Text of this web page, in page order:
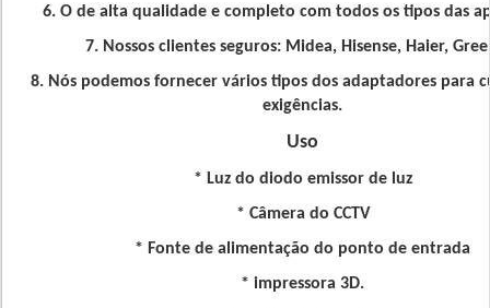
6. O de alta qualidade e completo com todos os tipos das
7. Nossos clientes seguros: Midea, Hisense, Haier,
8. Nós podemos fornecer vários tipos dos adaptadores para
exigências.
Uso
* Luz do diodo emissor de luz
* Câmera do CCTV
* Fonte de alimentação do ponto de entrada
* impressora 3D.